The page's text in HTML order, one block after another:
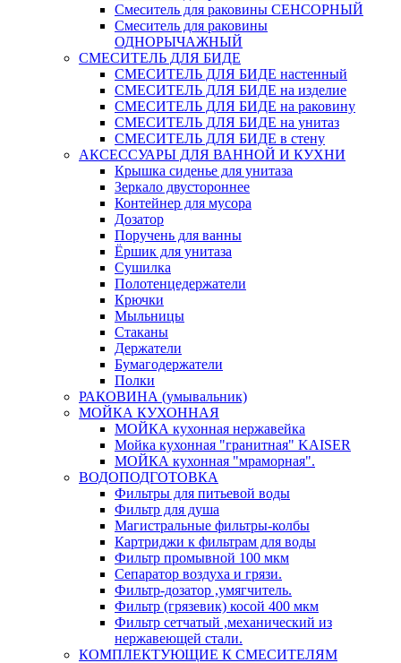
Смеситель для раковины СЕНСОРНЫЙ
Смеситель для раковины
ОДНОРЫЧАЖНЫЙ
СМЕСИТЕЛЬ ДЛЯ БИДЕ
СМЕСИТЕЛЬ ДЛЯ БИДЕ настенный
СМЕСИТЕЛЬ ДЛЯ БИДЕ на изделие
СМЕСИТЕЛЬ ДЛЯ БИДЕ на раковину
СМЕСИТЕЛЬ ДЛЯ БИДЕ на унитаз
СМЕСИТЕЛЬ ДЛЯ БИДЕ в стену
АКСЕССУАРЫ ДЛЯ ВАННОЙ И КУХНИ
Крышка сиденье для унитаза
Зеркало двустороннее
Контейнер для мусора
Дозатор
Поручень для ванны
Ёршик для унитаза
Сушилка
Полотенцедержатели
Крючки
Мыльницы
Стаканы
Держатели
Бумагодержатели
Полки
РАКОВИНА (умывальник)
МОЙКА КУХОННАЯ
МОЙКА кухонная нержавейка
Мойка кухонная "гранитная" KAISER
МОЙКА кухонная "мраморная".
ВОДОПОДГОТОВКА
Фильтры для питьевой воды
Фильтр для душа
Магистральные фильтры-колбы
Картриджи к фильтрам для воды
Фильтр промывной 100 мкм
Сепаратор воздуха и грязи.
Фильтр-дозатор ,умягчитель.
Фильтр (грязевик) косой 400 мкм
Фильтр сетчатый ,механический из
нержавеющей стали.
КОМПЛЕКТУЮЩИЕ К СМЕСИТЕЛЯМ